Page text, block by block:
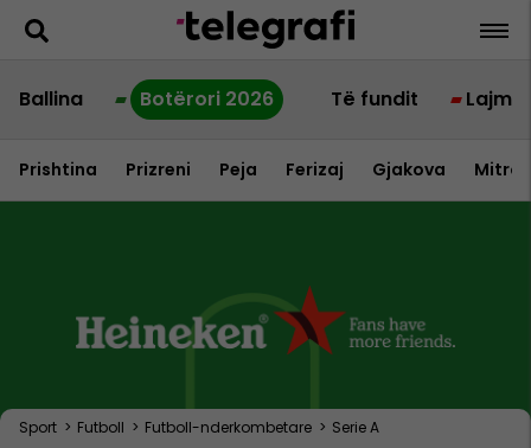
Ballina Botërori 2026 Të fundit Lajme
Prishtina Prizreni Peja Ferizaj Gjakova
Sport > Futboll > Futboll-nderkombetare > Serie A